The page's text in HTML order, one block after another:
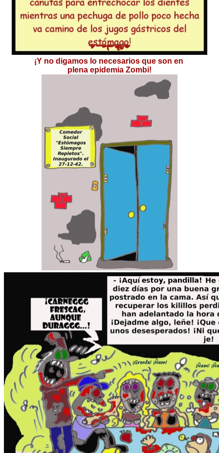
¡Y no digamos lo necesarios que son en
plena epidemia Zombi!